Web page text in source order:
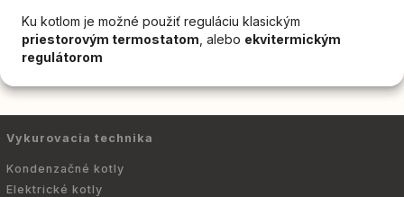
Ku kotlom je možné použiť reguláciu klasickým
priestorovým termostatom , alebo ekvitermickým
regulátorom
Vykurovacia technika
Kondenzačné kotly
Elektrické kotly